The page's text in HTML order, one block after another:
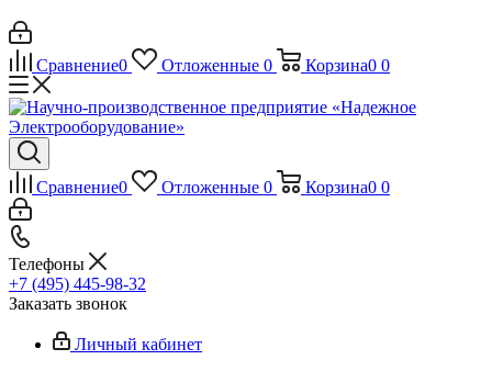
Сравнение0 Отложенные 0 Корзина0 0
Сравнение0 Отложенные 0 Корзина0 0
Телефоны
+7 (495) 445-98-32
Заказать звонок
Личный кабинет